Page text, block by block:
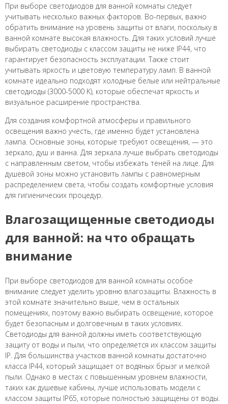
При выборе светодиодов для ванной комнаты следует
учитывать несколько важных факторов. Во-первых, важно
обратить внимание на уровень защиты от влаги, поскольку в
ванной комнате высокая влажность. Для таких условий лучше
выбирать светодиоды с классом защиты не ниже IP44, что
гарантирует безопасность эксплуатации. Также стоит
учитывать яркость и цветовую температуру ламп. В ванной
комнате идеально подходят холодные белые или нейтральные
светодиоды (3000-5000 K), которые обеспечат яркость и
визуальное расширение пространства.
Для создания комфортной атмосферы и правильного
освещения важно учесть, где именно будет установлена
лампа. Основные зоны, которые требуют освещения, — это
зеркало, душ и ванна. Для зеркала лучше выбрать светодиоды
с направленным светом, чтобы избежать теней на лице. Для
душевой зоны можно установить лампы с равномерным
распределением света, чтобы создать комфортные условия
для гигиенических процедур.
Влагозащищенные светодиоды
для ванной: на что обращать
внимание
При выборе светодиодов для ванной комнаты особое
внимание следует уделить уровню влагозащиты. Влажность в
этой комнате значительно выше, чем в остальных
помещениях, поэтому важно выбирать освещение, которое
будет безопасным и долговечным в таких условиях.
Светодиоды для ванной должны иметь соответствующую
защиту от воды и пыли, что определяется их классом защиты
IP. Для большинства участков ванной комнаты достаточно
класса IP44, который защищает от водяных брызг и мелкой
пыли. Однако в местах с повышенным уровнем влажности,
таких как душевые кабины, лучше использовать модели с
классом защиты IP65, которые полностью защищены от воды.